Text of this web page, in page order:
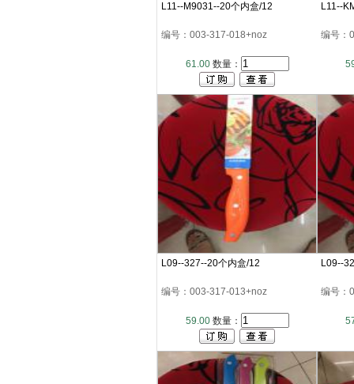
L11--M9031--20个内盒/12
编号：003-317-018+noz
61.00数量：
L11--
编号：
L09--327--20个内盒/12
编号：003-317-013+noz
59.00数量：
L09--
编号：